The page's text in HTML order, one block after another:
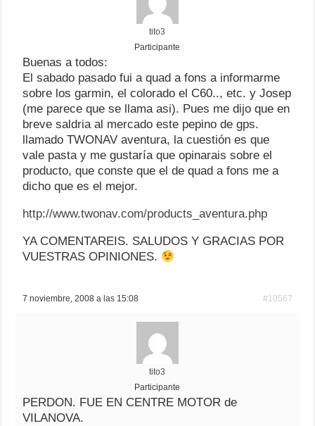
tito3
Participante
Buenas a todos:
El sabado pasado fui a quad a fons a informarme
sobre los garmin, el colorado el C60.., etc. y Josep
(me parece que se llama asi). Pues me dijo que en
breve saldria al mercado este pepino de gps.
llamado TWONAV aventura, la cuestión es que
vale pasta y me gustaría que opinarais sobre el
producto, que conste que el de quad a fons me a
dicho que es el mejor.
http://www.twonav.com/products_aventura.php
YA COMENTAREIS. SALUDOS Y GRACIAS POR
VUESTRAS OPINIONES.
7 noviembre, 2008 a las 15:08 #10567
tito3
Participante
PERDON. FUE EN CENTRE MOTOR de
VILANOVA.